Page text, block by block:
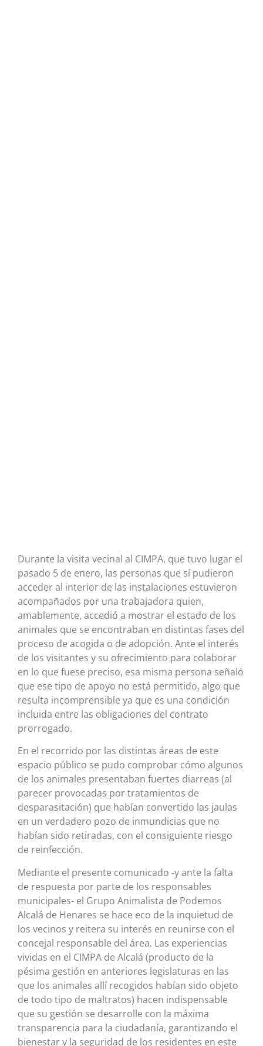
Durante la visita vecinal al CIMPA, que tuvo lugar el
pasado 5 de enero, las personas que sí pudieron
acceder al interior de las instalaciones estuvieron
acompañados por una trabajadora quien,
amablemente, accedió a mostrar el estado de los
animales que se encontraban en distintas fases del
proceso de acogida o de adopción. Ante el interés
de los visitantes y su ofrecimiento para colaborar
en lo que fuese preciso, esa misma persona señaló
que ese tipo de apoyo no está permitido, algo que
resulta incomprensible ya que es una condición
incluida entre las obligaciones del contrato
prorrogado.
En el recorrido por las distintas áreas de este
espacio público se pudo comprobar cómo algunos
de los animales presentaban fuertes diarreas (al
parecer provocadas por tratamientos de
desparasitación) que habían convertido las jaulas
en un verdadero pozo de inmundicias que no
habían sido retiradas, con el consiguiente riesgo
de reinfección.
Mediante el presente comunicado -y ante la falta
de respuesta por parte de los responsables
municipales- el Grupo Animalista de Podemos
Alcalá de Henares se hace eco de la inquietud de
los vecinos y reitera su interés en reunirse con el
concejal responsable del área. Las experiencias
vividas en el CIMPA de Alcalá (producto de la
pésima gestión en anteriores legislaturas en las
que los animales allí recogidos habían sido objeto
de todo tipo de maltratos) hacen indispensable
que su gestión se desarrolle con la máxima
transparencia para la ciudadanía, garantizando el
bienestar y la seguridad de los residentes en este